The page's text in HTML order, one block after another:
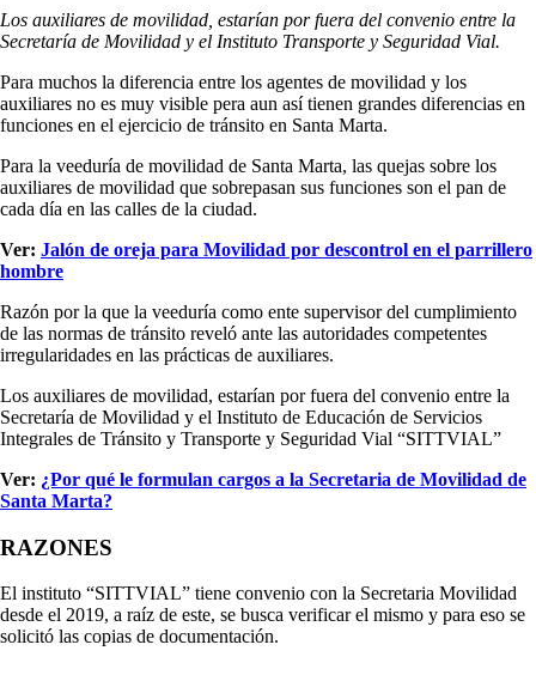
Los auxiliares de movilidad, estarían por fuera del convenio entre la
Secretaría de Movilidad y el Instituto Transporte y Seguridad Vial.
Para muchos la diferencia entre los agentes de movilidad y los
auxiliares no es muy visible pera aun así tienen grandes diferencias en
funciones en el ejercicio de tránsito en Santa Marta.
Para la veeduría de movilidad de Santa Marta, las quejas sobre los
auxiliares de movilidad que sobrepasan sus funciones son el pan de
cada día en las calles de la ciudad.
Ver: Jalón de oreja para Movilidad por descontrol en el parrillero
hombre
Razón por la que la veeduría como ente supervisor del cumplimiento
de las normas de tránsito reveló ante las autoridades competentes
irregularidades en las prácticas de auxiliares.
Los auxiliares de movilidad, estarían por fuera del convenio entre la
Secretaría de Movilidad y el Instituto de Educación de Servicios
Integrales de Tránsito y Transporte y Seguridad Vial “SITTVIAL”
Ver: ¿Por qué le formulan cargos a la Secretaria de Movilidad de
Santa Marta?
RAZONES
El instituto “SITTVIAL” tiene convenio con la Secretaria Movilidad
desde el 2019, a raíz de este, se busca verificar el mismo y para eso se
solicitó las copias de documentación.